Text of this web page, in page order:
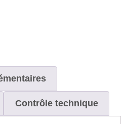
Contrôle technique